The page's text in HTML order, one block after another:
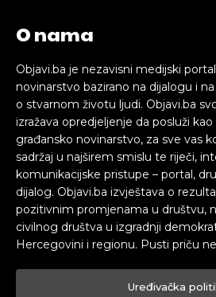
O nama
Objavi.ba je nezavisni medijski
novinarstvo bazirano na dijalogu i
o stvarnom životu ljudi. Objavi.ba
izražava opredjeljenje da posluži
građansko novinarstvo, za sve vas
sadržaj u najširem smislu te riječi,
komunikacijske pristupe – portal,
dijalog. Objavi.ba izvještava o
pozitivnim promjenama u društvu,
civilnog društva u izgradnji
Hercegovini i regionu. Pusti priču
Uređivačka